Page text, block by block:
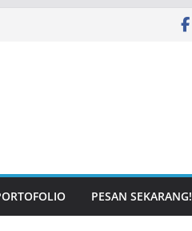
PESAN SEKARANG!